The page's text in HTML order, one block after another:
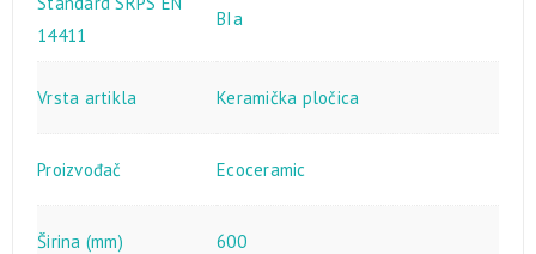
14411
BIa
Vrsta artikla Keramička pločica
Proizvođač Ecoceramic
Širina (mm) 600